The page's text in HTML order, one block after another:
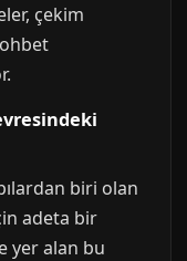
çekim
biri olan
adeta bir
yer alan bu